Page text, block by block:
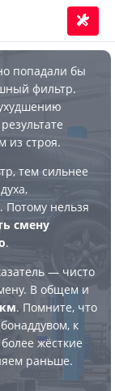
попадали бы
фильтр.
из строя.
тем сильнее
Потому нельзя
смену
.
— чисто
В общем и
. Помните, что
к
жёсткие
раньше.